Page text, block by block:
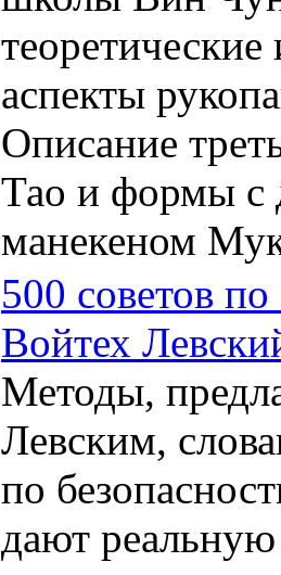
аспекты
Описание
Тао и формы с
манекеном
500 советов
Войтех
Методы,
Левским,
по
дают